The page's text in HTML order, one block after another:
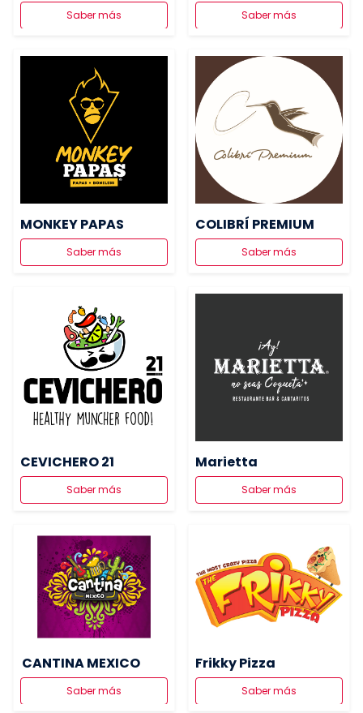
Saber más Saber más
MONKEY PAPAS
Saber más
COLIBRÍ PREMIUM
Saber más
CEVICHERO 21
Saber más
Marietta
Saber más
CANTINA MEXICO
Saber más
Frikky Pizza
Saber más